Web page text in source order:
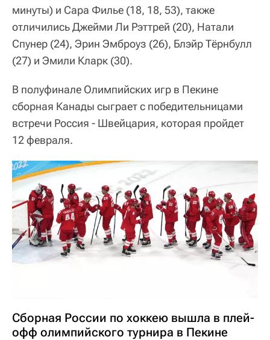
минуты) и Сара Филье (18, 18, 53), также
отличились Джейми Ли Рэттрей (20), Натали
Спунер (24), Эрин Эмброуз (26), Блэйр Тёрнбулл
(27) и Эмили Кларк (30).
В полуфинале Олимпийских игр в Пекине
сборная Канады сыграет с победительницами
встречи Россия - Швейцария, которая пройдет
12 февраля.
Сборная России по хоккею вышла в плей-
офф олимпийского турнира в Пекине